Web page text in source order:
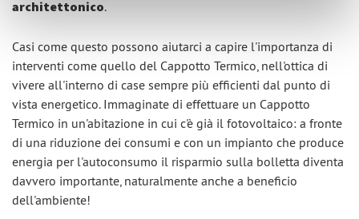
architettonico.
Casi come questo possono aiutarci a capire l'importanza di
interventi come quello del Cappotto Termico, nell'ottica di
vivere all'interno di case sempre più efficienti dal punto di
vista energetico. Immaginate di effettuare un Cappotto
Termico in un'abitazione in cui c'è già il fotovoltaico: a fronte
di una riduzione dei consumi e con un impianto che produce
energia per l'autoconsumo il risparmio sulla bolletta diventa
davvero importante, naturalmente anche a beneficio
dell'ambiente!